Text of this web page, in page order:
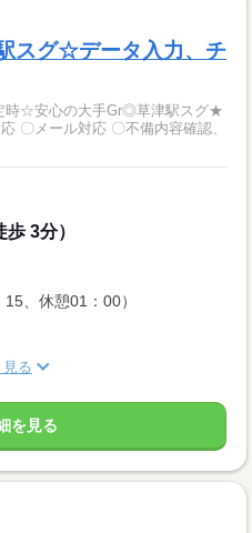
スグ☆データ入力、チ
☆安心の大手Gr◎草津駅スグ★
〇メール対応 〇不備内容確認、
3分）
、休憩01：00）
見る
を見る